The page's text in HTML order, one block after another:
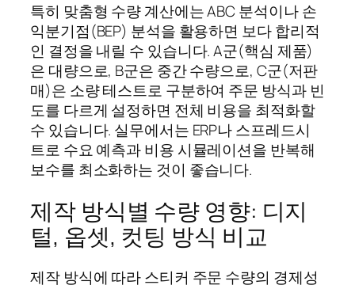
특히 맞춤형 수량 계산에는 ABC 분석이나 손
익분기점(BEP) 분석을 활용하면 보다 합리적
인 결정을 내릴 수 있습니다. A군(핵심 제품)
은 대량으로, B군은 중간 수량으로, C군(저판
매)은 소량 테스트로 구분하여 주문 방식과 빈
도를 다르게 설정하면 전체 비용을 최적화할
수 있습니다. 실무에서는 ERP나 스프레드시
트로 수요 예측과 비용 시뮬레이션을 반복해
보수를 최소화하는 것이 좋습니다.
제작 방식별 수량 영향: 디지
털, 옵셋, 컷팅 방식 비교
제작 방식에 따라 스티커 주문 수량의 경제성